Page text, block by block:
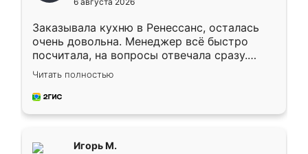
Заказывала кухню в Ренессанс, осталась
очень довольна. Менеджер всё быстро
посчитала, на вопросы отвечала сразу.
Замерщик приехал в субботу, подошёл к
делу со всей ответственностью. Собрали
за день, ребята работали аккуратно, даже
Читать полностью
Игорь М.